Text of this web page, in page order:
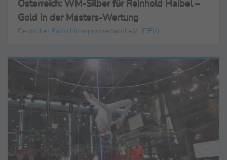
Österreich: WM-Silber für Reinhold Haibel –
Gold in der Masters-Wertung
Deutscher Fallschirmsportverband e.V. (DFV)